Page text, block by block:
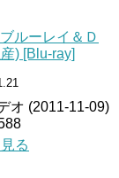
ルーレイ＆Ｄ
) [Blu-ray]
オ (2011-11-09)
る